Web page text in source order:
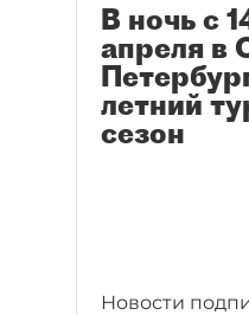
В ночь с
апреля в
летний
сезон
Новости